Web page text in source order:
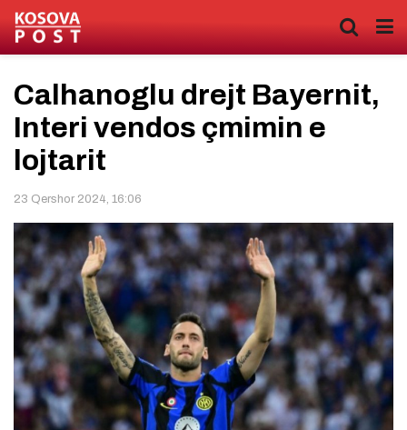
Calhanoglu drejt Bayernit,
Interi vendos çmimin e
lojtarit
23 Qershor 2024, 16:06